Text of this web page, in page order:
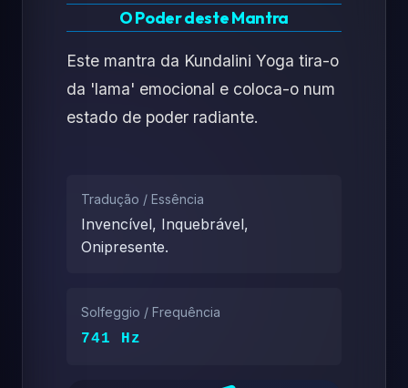
O Poder deste Mantra
Este mantra da Kundalini Yoga tira-o
da 'lama' emocional e coloca-o num
estado de poder radiante.
Tradução / Essência
Invencível, Inquebrável,
Onipresente.
Solfeggio / Frequência
741 Hz